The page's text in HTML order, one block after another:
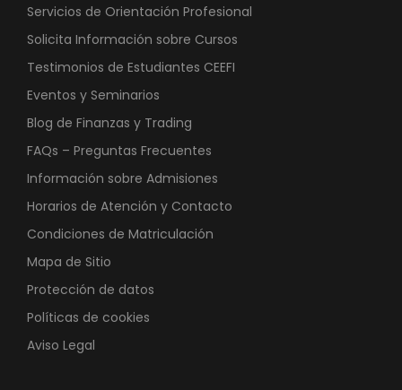
Servicios de Orientación Profesional
Solicita Información sobre Cursos
Testimonios de Estudiantes CEEFI
Eventos y Seminarios
Blog de Finanzas y Trading
FAQs – Preguntas Frecuentes
Información sobre Admisiones
Horarios de Atención y Contacto
Condiciones de Matriculación
Mapa de Sitio
Protección de datos
Políticas de cookies
Aviso Legal